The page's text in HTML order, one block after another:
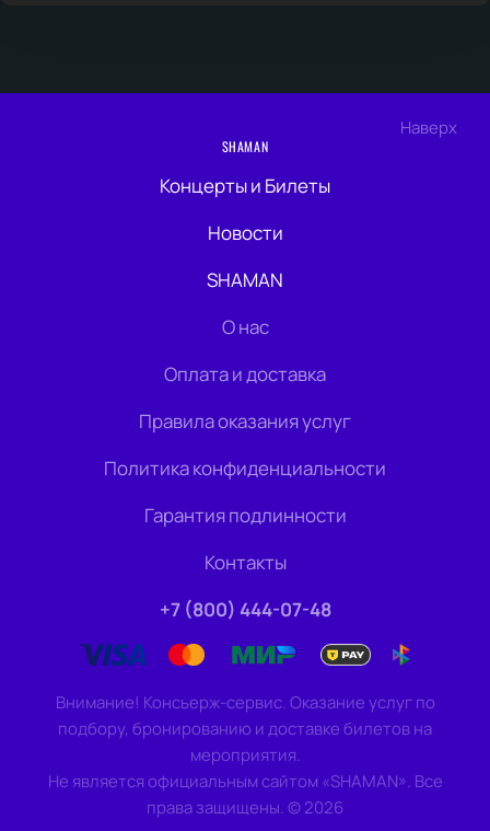
Наверх
SHAMAN
Концерты и Билеты
Новости
SHAMAN
О нас
Оплата и доставка
Правила оказания услуг
Политика конфиденциальности
Гарантия подлинности
Контакты
+7 (800) 444-07-48
Внимание! Консьерж-сервис. Оказание услуг по
подбору, бронированию и доставке билетов на
мероприятия.
Не является официальным сайтом «SHAMAN». Все
права защищены.©2026